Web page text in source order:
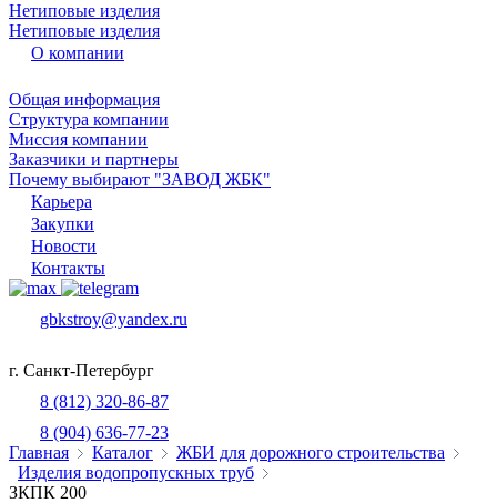
Нетиповые изделия
Нетиповые изделия
О компании
Общая информация
Структура компании
Миссия компании
Заказчики и партнеры
Почему выбирают "ЗАВОД ЖБК"
Карьера
Закупки
Новости
Контакты
gbkstroy@yandex.ru
г. Санкт-Петербург
8 (812) 320-86-87
8 (904) 636-77-23
Главная
Каталог
ЖБИ для дорожного строительства
Изделия водопропускных труб
ЗКПК 200